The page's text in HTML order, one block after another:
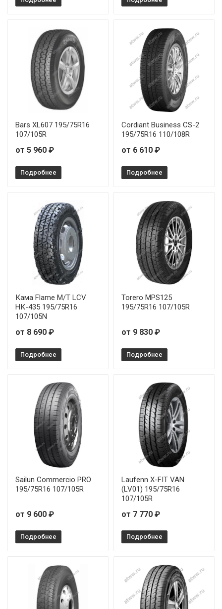
Bars XL607 195/75R16
107/105R
от 5 960 ₽
Подробнее
Cordiant Business CS-2
195/75R16 110/108R
от 6 610 ₽
Подробнее
Кама Flame M/T LCV
НК-435 195/75R16
107/105N
от 8 690 ₽
Подробнее
Torero MPS125
195/75R16 107/105R
от 9 830 ₽
Подробнее
Sailun Commercio PRO
195/75R16 107/105R
от 9 600 ₽
Подробнее
Laufenn X-FIT VAN
(LV01) 195/75R16
107/105R
от 7 770 ₽
Подробнее